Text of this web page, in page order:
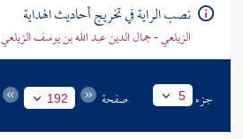
نصب الراية في تخريج أحاديث الهداية
الزيلعي - جمال الدين عبد الله بن يوسف الزيلعي
جزء 5 صفحة 192